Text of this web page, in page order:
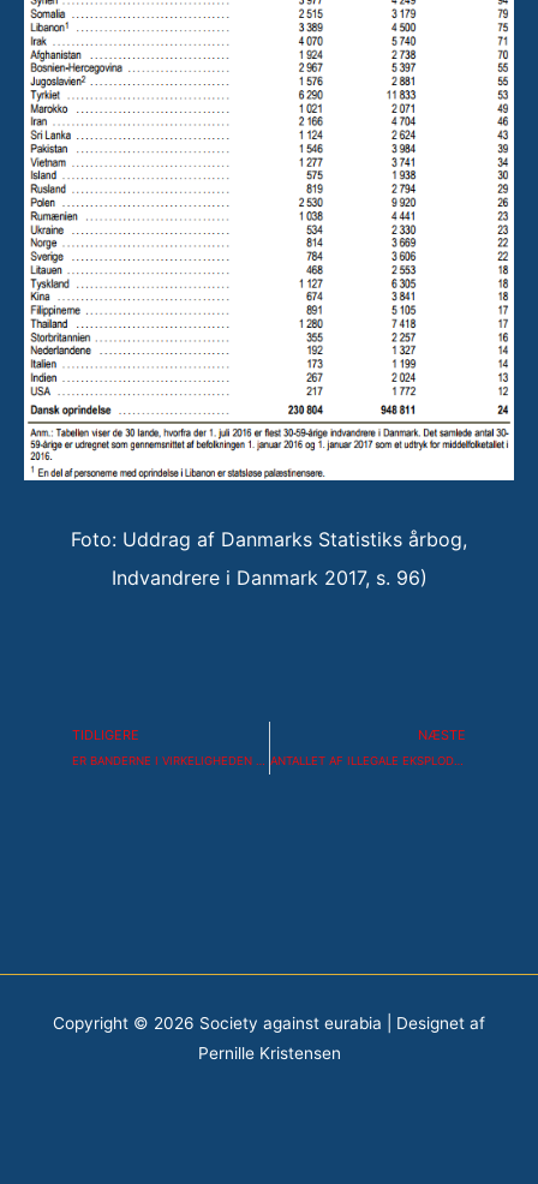
Foto: Uddrag af Danmarks Statistiks årbog,
Indvandrere i Danmark 2017, s. 96)
Tidligere
TIDLIGERE NÆSTE
ANTALLET AF ILLEGALE EKSPLODERET UNDER LØKKE
Copyright © 2026 Society against eurabia | Designet af
Pernille Kristensen